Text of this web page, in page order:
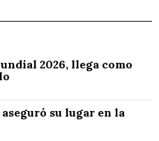
2026, llega como
su lugar en la